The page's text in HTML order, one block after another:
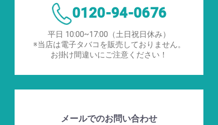
0120-94-0676
平日 10:00~17:00（土日祝日休み）
※当店は電子タバコを販売しておりません。
お掛け間違いにご注意ください！
メールでのお問い合わせ